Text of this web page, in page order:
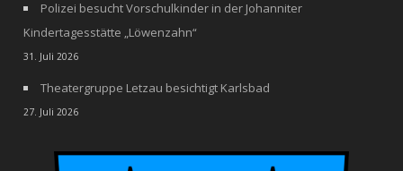
Polizei besucht Vorschulkinder in der Johanniter
Kindertagesstätte „Löwenzahn“
31. Juli 2026
Theatergruppe Letzau besichtigt Karlsbad
27. Juli 2026